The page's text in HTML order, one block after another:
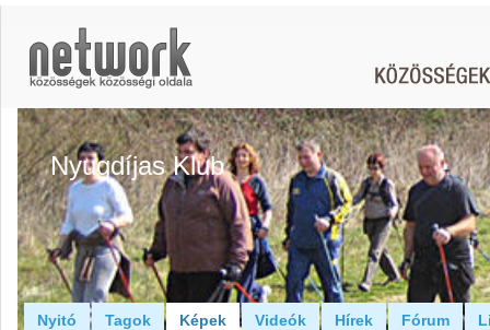
Nyugdíjas Klub
Nyitó Tagok Képek Videók Hírek Fórum